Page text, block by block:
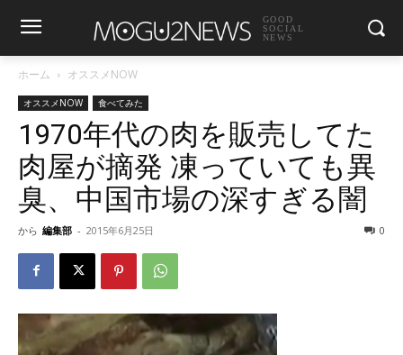
GOOD
SOCIAL
NEWS
ホーム オススメNOW
オススメNOW 食べてみた
1970年代の肉を販売してた
肉屋が摘発 凍っていても異
臭、中国市場の深すぎる闇
から 編集部 - 2015年6月25日 0